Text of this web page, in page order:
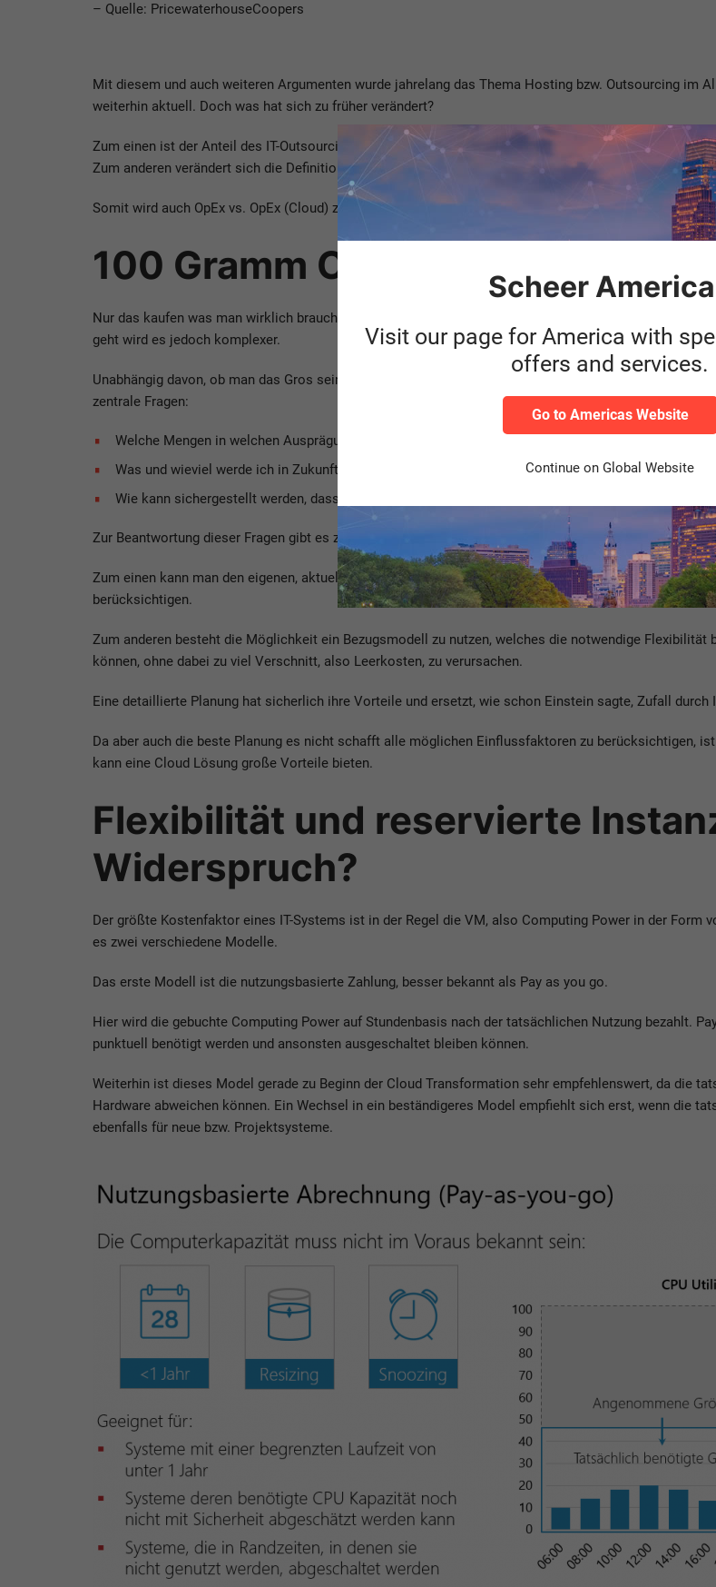
– Quelle: PricewaterhouseCoopers
Mit diesem und auch weiteren Argumenten wurde jahrelang das Thema Hosting bzw. Outsourcing im
weiterhin aktuell. Doch was hat sich zu früher verändert?
Zum einen ist der Anteil des IT-Outsourcing stark gestiegen und immer noch ansteigend, sodass es
Zum anderen verändert sich die Definition von OpEx im Cloudkontext hin zu einer nutzungsbasierten
Somit wird auch OpEx vs. OpEx (Cloud) zu einer interessanten Fragestellung.
100 Gramm Cloud, bitte
Nur das kaufen was man wirklich brauch mag privat beim Metzger und auch noch bedingt aus
geht wird es jedoch komplexer.
Unabhängig davon, ob man das Gros seiner IT im eigenen Rechenzentrum betreibt oder zu einem
zentrale Fragen:
Welche Mengen in welchen Ausprägungen benötige ich im Moment?
Was und wieviel werde ich in Zukunft brauchen?
Wie kann sichergestellt werden, dass die Kosten für den Normalbetrieb angemessen sind und die
Zur Beantwortung dieser Fragen gibt es zwei Ansätze:
Zum einen kann man den eigenen, aktuellen und zukünftigen Bedarf sowohl in einer Planung
berücksichtigen.
Zum anderen besteht die Möglichkeit ein Bezugsmodell zu nutzen, welches die notwendige
können, ohne dabei zu viel Verschnitt, also Leerkosten, zu verursachen.
Eine detaillierte Planung hat sicherlich ihre Vorteile und ersetzt, wie schon Einstein sagte, Zufall durch
Da aber auch die beste Planung es nicht schafft alle möglichen Einflussfaktoren zu berücksichtigen,
kann eine Cloud Lösung große Vorteile bieten.
Flexibilität und reservierte
Widerspruch?
Der größte Kostenfaktor eines IT-Systems ist in der Regel die VM, also Computing Power in der Form
es zwei verschiedene Modelle.
Das erste Modell ist die nutzungsbasierte Zahlung, besser bekannt als Pay as you go.
Hier wird die gebuchte Computing Power auf Stundenbasis nach der tatsächlichen Nutzung bezahlt.
punktuell benötigt werden und ansonsten ausgeschaltet bleiben können.
Weiterhin ist dieses Model gerade zu Beginn der Cloud Transformation sehr empfehlenswert, da die
Hardware abweichen können. Ein Wechsel in ein beständigeres Model empfiehlt sich erst, wenn die
ebenfalls für neue bzw. Projektsysteme.
Scheer
Visit our page for America with
offers and services.
Go to Americas Website
Continue on Global Website